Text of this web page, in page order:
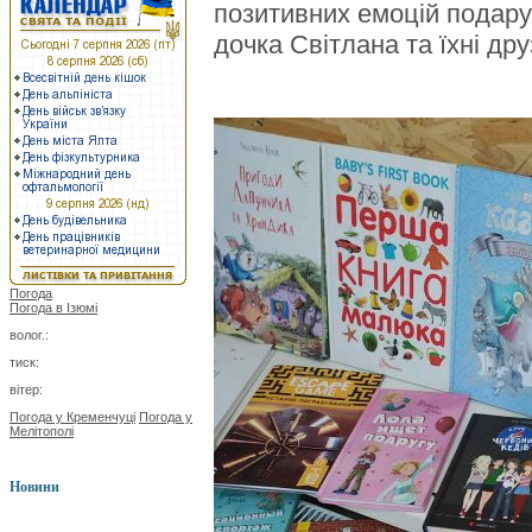
Погода
Погода в Ізюмі
волог.:
тиск:
вітер:
Погода у Кременчуці Погода у
Мелітополі
Новини
позитивних емоцій
дочка Світлана та їхні